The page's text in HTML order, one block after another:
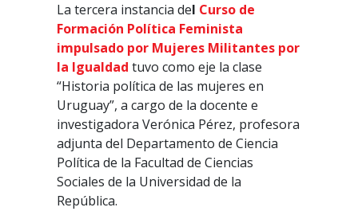
La tercera instancia del Curso de
Formación Política Feminista
impulsado por Mujeres Militantes por
la Igualdad tuvo como eje la clase
“Historia política de las mujeres en
Uruguay”, a cargo de la docente e
investigadora Verónica Pérez, profesora
adjunta del Departamento de Ciencia
Política de la Facultad de Ciencias
Sociales de la Universidad de la
República.